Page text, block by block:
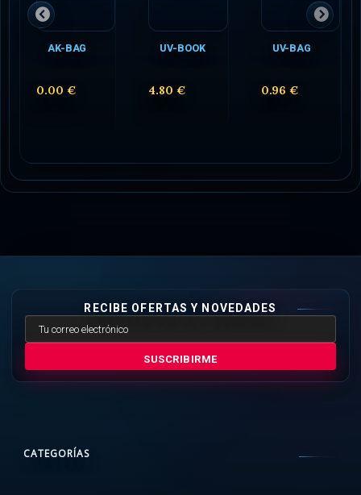
AK-BAG
0.00 €
UV-BOOK
4.80 €
UV-BAG
0.96 €
RECIBE OFERTAS Y NOVEDADES
SUSCRIBIRME
CATEGORÍAS